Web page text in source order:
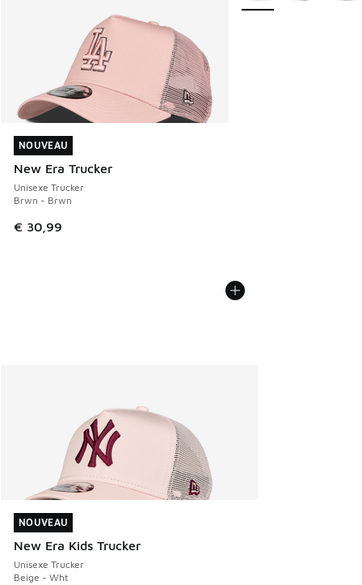
NOUVEAU
New Era Trucker
Unisexe Trucker
Brwn - Brwn
€ 30,99
NOUVEAU
NOUVEAU
New Era Kids Trucker
Unisexe Trucker
Beige - Wht
NOUVEAU